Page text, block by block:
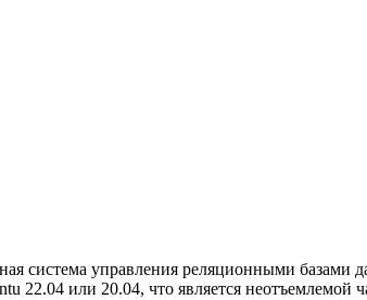
система управления реляционными
22.04 или 20.04, что является неотъемлемой